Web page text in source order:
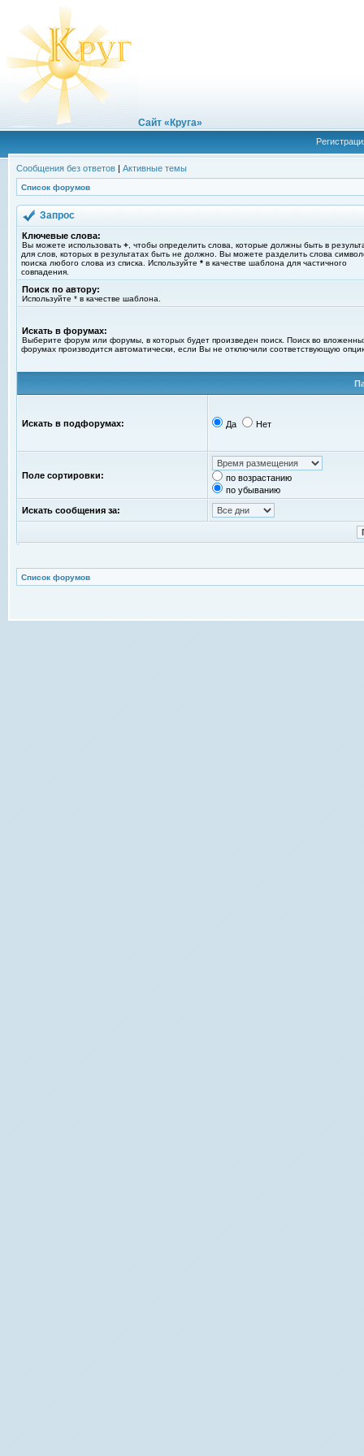
Сайт «Круга»
Сообщения без ответов | Активные темы
Список форумов
Запрос
Ключевые слова:
Вы можете использовать + , чтобы определить слова, которые должны быть в
для слов, которых в результатах быть не должно. Вы можете разделить слова
поиска любого слова из списка. Используйте * в качестве шаблона для частичного
совпадения.
Поиск по автору:
Используйте * в качестве шаблона.
Искать в форумах:
Выберите форум или форумы, в которых будет произведен поиск. Поиск во
форумах производится автоматически, если Вы не отключили соответствующую
Искать в подфорумах: Да Нет
Поле сортировки:
по возрастанию
по убыванию
Искать сообщения за:
Список форумов